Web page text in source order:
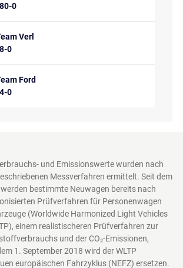
0
Verl
0
Ford
0
und Emissionswerte wurden nach
Messverfahren ermittelt. Seit dem
bestimmte Neuwagen bereits nach
Prüfverfahren für Personenwagen
(Worldwide Harmonized Light Vehicles
einem realistischeren Prüfverfahren zur
und der CO₂-Emissionen,
1. September 2018 wird der WLTP
europäischen Fahrzyklus (NEFZ) ersetzen.